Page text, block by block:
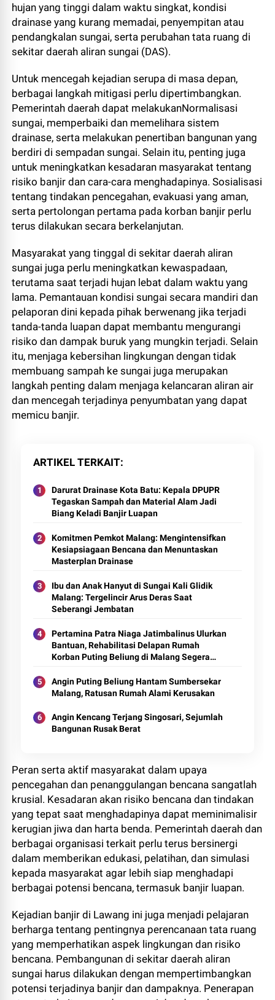
hujan yang tinggi dalam waktu singkat, kondisi
drainase yang kurang memadai, penyempitan atau
pendangkalan sungai, serta perubahan tata ruang di
sekitar daerah aliran sungai (DAS).
Untuk mencegah kejadian serupa di masa depan,
berbagai langkah mitigasi perlu dipertimbangkan.
Pemerintah daerah dapat melakukanNormalisasi
sungai, memperbaiki dan memelihara sistem
drainase, serta melakukan penertiban bangunan yang
berdiri di sempadan sungai. Selain itu, penting juga
untuk meningkatkan kesadaran masyarakat tentang
risiko banjir dan cara-cara menghadapinya. Sosialisasi
tentang tindakan pencegahan, evakuasi yang aman,
serta pertolongan pertama pada korban banjir perlu
terus dilakukan secara berkelanjutan.
Masyarakat yang tinggal di sekitar daerah aliran
sungai juga perlu meningkatkan kewaspadaan,
terutama saat terjadi hujan lebat dalam waktu yang
lama. Pemantauan kondisi sungai secara mandiri dan
pelaporan dini kepada pihak berwenang jika terjadi
tanda-tanda luapan dapat membantu mengurangi
risiko dan dampak buruk yang mungkin terjadi. Selain
itu, menjaga kebersihan lingkungan dengan tidak
membuang sampah ke sungai juga merupakan
langkah penting dalam menjaga kelancaran aliran air
dan mencegah terjadinya penyumbatan yang dapat
memicu banjir.
ARTIKEL TERKAIT
Darurat Drainase Kota Batu: Kepala DPUPR
Tegaskan Sampah dan Material Alam Jadi
Biang Keladi Banjir Luapan
Komitmen Pemkot Malang: Mengintensifkan
Kesiapsiagaan Bencana dan Menuntaskan
Masterplan Drainase
Ibu dan Anak Hanyut di Sungai Kali Glidik
Malang: Tergelincir Arus Deras Saat
Seberangi Jembatan
Pertamina Patra Niaga Jatimbalinus Ulurkan
Bantuan, Rehabilitasi Delapan Rumah
Korban Puting Beliung di Malang Segera
Angin Puting Beliung Hantam Sumbersekar
Malang, Ratusan Rumah Alami Kerusakan
Angin Kencang Terjang Singosari, Sejumlah
Bangunan Rusak Berat
Peran serta aktif masyarakat dalam upaya
pencegahan dan penanggulangan bencana sangatlah
krusial. Kesadaran akan risiko bencana dan tindakan
yang tepat saat menghadapinya dapat meminimalisir
kerugian jiwa dan harta benda. Pemerintah daerah dan
berbagai organisasi terkait perlu terus bersinergi
dalam memberikan edukasi, pelatihan, dan simulasi
kepada masyarakat agar lebih siap menghadapi
berbagai potensi bencana, termasuk banjir luapan.
Kejadian banjir di Lawang ini juga menjadi pelajaran
berharga tentang pentingnya perencanaan tata ruang
yang memperhatikan aspek lingkungan dan risiko
bencana. Pembangunan di sekitar daerah aliran
sungai harus dilakukan dengan mempertimbangkan
potensi terjadinya banjir dan dampaknya. Penerapan